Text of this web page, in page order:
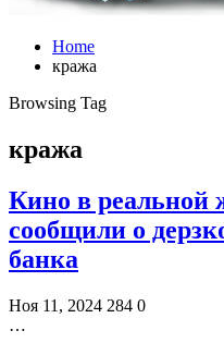
Home
кража
Browsing Tag
кража
Кино в реальной
сообщили о
банка
Ноя 11, 2024 284 0
…